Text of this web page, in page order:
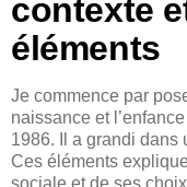
contexte
éléments
Je commence par
naissance et
1986. Il a grandi dans
Ces éléments
sociale et de ses